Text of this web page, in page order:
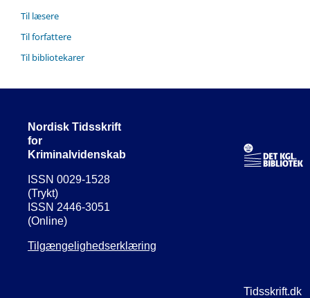
Til læsere
Til forfattere
Til bibliotekarer
Nordisk Tidsskrift
for
Kriminalvidenskab
ISSN 0029-1528
(Trykt)
ISSN 2446-3051
(Online)
Tilgængelighedserklæring